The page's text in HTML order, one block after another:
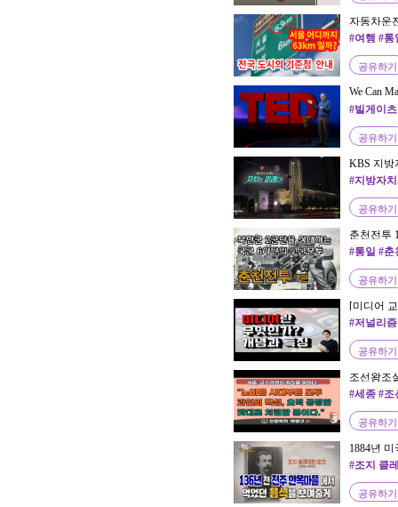
자동차운
표지판의
#여행 #통
공유하기
We Can
TED
#빌게이
공유하기
KBS 지방
#지방자
공유하기
춘천전투
#통일 #춘
공유하기
[미디어
팅, 아젠
#저널리
공유하기
조선왕조
가경영 원
#세종 #조
공유하기
1884년
상은?
#조지 클
공유하기